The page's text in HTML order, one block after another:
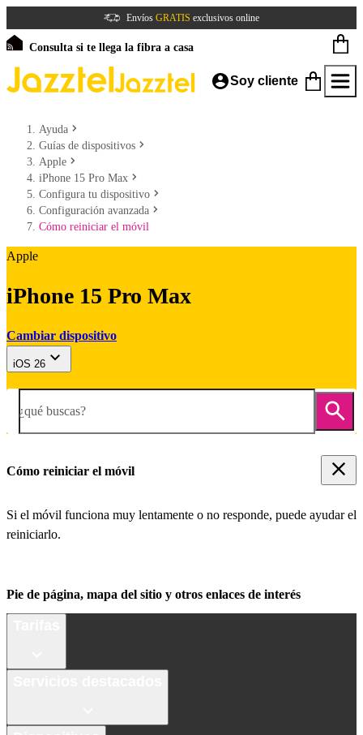
Envíos GRATIS exclusivos online
Consulta si te llega la fibra a casa
Soy cliente
Ayuda
Guías de dispositivos
Apple
iPhone 15 Pro Max
Configura tu dispositivo
Configuración avanzada
Cómo reiniciar el móvil
Apple
iPhone 15 Pro Max
Cambiar dispositivo
iOS 26
¿qué buscas?
Cómo reiniciar el móvil
Si el móvil funciona muy lentamente o no responde, puede ayudar el
reiniciarlo.
Pie de página, mapa del sitio y otros enlaces de interés